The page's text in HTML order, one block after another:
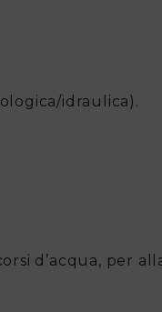
idraulica).
d’acqua, per